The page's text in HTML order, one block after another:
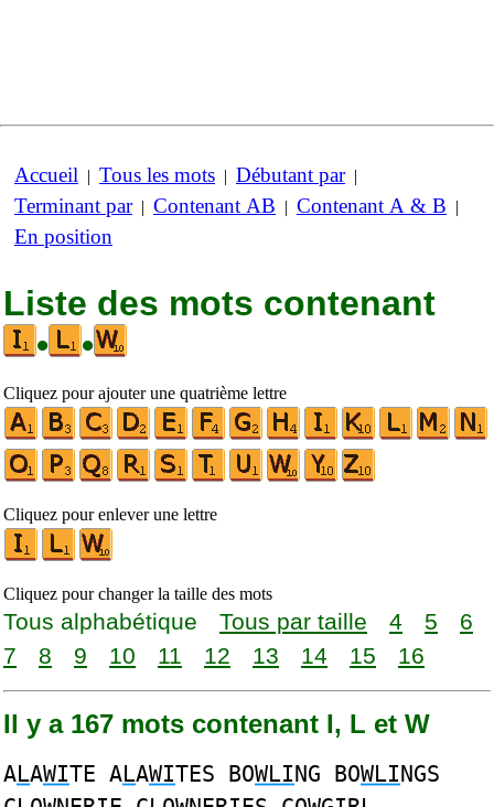
Accueil | Tous les mots | Débutant par|
Terminant par| Contenant AB | Contenant A & B |
En position
Liste des mots contenant
•
•
Cliquez pour ajouter une quatrième lettre
Cliquez pour enlever une lettre
Cliquez pour changer la taille des mots
Tous alphabétique Tous par taille 4 5
6
7
8 9 10 11 12 13 14 15 16
Il y a 167 mots contenant I, L et W
ALAWITE ALAWITES BOWLING BOWLINGS